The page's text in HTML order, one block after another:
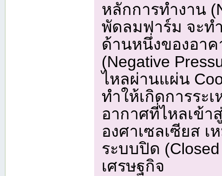
หลักการทำงาน
พัดลมฟาร์ม จะท
ด้านหนึ่งของอาค
(Negative
ไหลผ่านแผ่น
ทำให้เกิดการระ
อากาศที่ไหลเข้า
องศาเซลเซียส เ
ระบบปิด
เศรษฐกิจ